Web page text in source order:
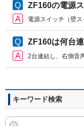
ZF160の電源
電源スイッチ（壁
ZF160は何台
2台連結し、右側音
キーワード検索